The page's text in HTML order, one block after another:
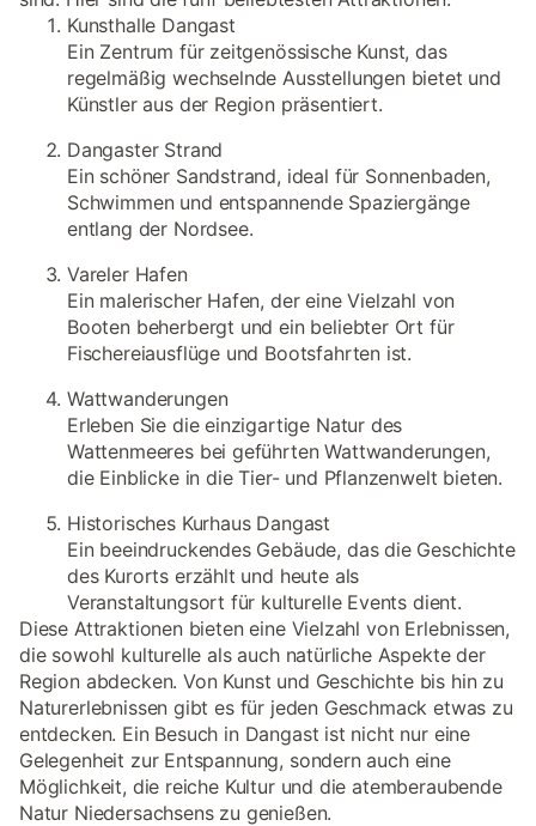
Kunsthalle Dangast
Ein Zentrum für zeitgenössische Kunst, das
regelmäßig wechselnde Ausstellungen bietet und
Künstler aus der Region präsentiert.
Dangaster Strand
Ein schöner Sandstrand, ideal für Sonnenbaden,
Schwimmen und entspannende Spaziergänge
entlang der Nordsee.
Vareler Hafen
Ein malerischer Hafen, der eine Vielzahl von
Booten beherbergt und ein beliebter Ort für
Fischereiausflüge und Bootsfahrten ist.
Wattwanderungen
Erleben Sie die einzigartige Natur des
Wattenmeeres bei geführten Wattwanderungen,
die Einblicke in die Tier- und Pflanzenwelt bieten.
Historisches Kurhaus Dangast
Ein beeindruckendes Gebäude, das die Geschichte
des Kurorts erzählt und heute als
Veranstaltungsort für kulturelle Events dient.
Diese Attraktionen bieten eine Vielzahl von Erlebnissen,
die sowohl kulturelle als auch natürliche Aspekte der
Region abdecken. Von Kunst und Geschichte bis hin zu
Naturerlebnissen gibt es für jeden Geschmack etwas zu
entdecken. Ein Besuch in Dangast ist nicht nur eine
Gelegenheit zur Entspannung, sondern auch eine
Möglichkeit, die reiche Kultur und die atemberaubende
Natur Niedersachsens zu genießen.